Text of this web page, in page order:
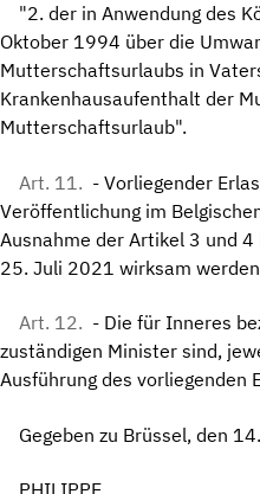
"2. der in Anwendung des
Oktober 1994 über die
Mutterschaftsurlaubs in
Krankenhausaufenthalt der
Mutterschaftsurlaub".
Art. 11. - Vorliegender
Veröffentlichung im
Ausnahme der Artikel 3 und
25. Juli 2021 wirksam
Art. 12. - Die für Inneres
zuständigen Minister sind,
Ausführung des vorliegenden
Gegeben zu Brüssel, den
PHILIPPE